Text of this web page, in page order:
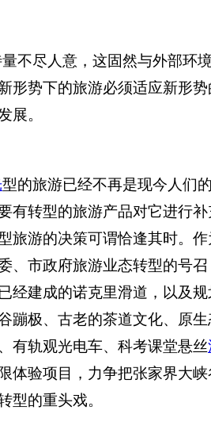
尽人意，这固然与外部环
形势下的旅游必须适应新形
展。
型的旅游已经不再是现今人们
有转型的旅游产品对它进行
旅游的决策可谓恰逢其时。
、市政府旅游业态转型的号
经建成的诺克里滑道，以及
蹦极、古老的茶道文化、原生
有轨观光电车、科考课堂悬丝
体验项目，力争把张家界大
型的重头戏。